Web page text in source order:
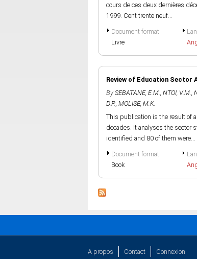
cours de ces deux dernières
1999. Cent trente neuf...
Document format
Livre
Review of Education Sector
By SEBATANE, E.M., NTOI, V.M.,
D.P., MOLISE, M.K.
This publication is the result of
decades. It analyses the sector
identified and 80 of them were...
Document format
Book
A propos Contact Connexion